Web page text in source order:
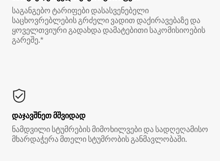
საგანგებო ტარიფები დასასვენებელი
საცხოვრებლების გრძელი ვადით დაქირავებაზე და
ყოველთვიური გადახდა დამატებითი საკომისიოების
გარეშე.*
დაჯავშნეთ მშვიდად
ნამდვილი სტუმრების მიმოხილვები და სადღეღამისო
მხარდაჭერა მთელი სტუმრობის განმავლობაში.